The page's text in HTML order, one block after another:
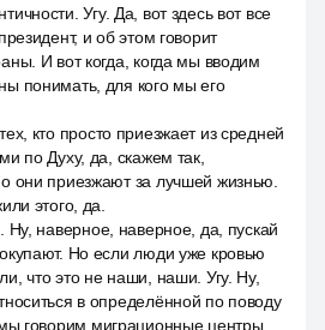
Угу. Да, вот здесь вот все
и об этом говорит
И вот когда, когда мы вводим
понимать, для кого мы его
кто просто приезжает из средней
по Духу, да, скажем так,
они приезжают за лучшей жизнью.
этого, да.
наверное, наверное, да, пускай
Но если люди уже кровью
что это не наши, наши. Угу. Ну,
в определённой по поводу
говорим миграционные центры,